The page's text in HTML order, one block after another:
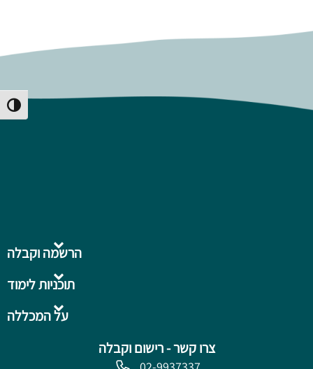
Toggle High Contrast
צרו קשר - רישום וקבלה
על המכללה
תוכניות לימוד
הרשמה וקבלה